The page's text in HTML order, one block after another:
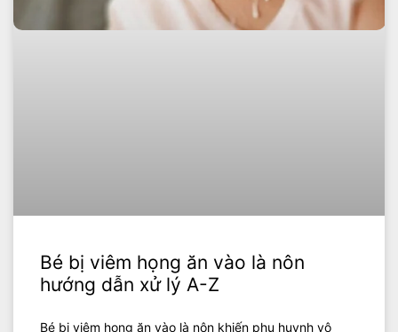
Bé bị viêm họng ăn vào là nôn
hướng dẫn xử lý A-Z
Bé bị viêm họng ăn vào là nôn khiến phụ huynh vô